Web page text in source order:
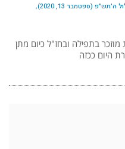
ה׳תש״פ (ספטמבר 13, 2020)
בתפילה ובחז"ל כיום מתן
היום ככזה